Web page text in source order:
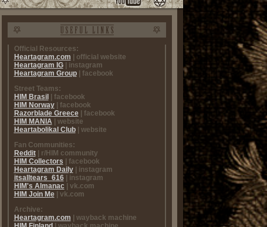
Official Resources:
Heartagram.com
| official website
Heartagram IG
| instagram
Heartagram Group
| facebook
Street Teams:
HIM Brasil
| facebook
HIM Norway
| facebook
Razorblade Greece
| facebook
HIM MANIA
| website
Heartabolikal Club
| website
Fan Communities:
Reddit
| r/HIM community
HIM Collectors
| facebook
Heartagram Daily
| instagram
itsalltears_616
| instagram
HIM's Almanac
| vk.com
HIM Join Me
| vk.com
Archive:
Heartagram.com
| wayback machine